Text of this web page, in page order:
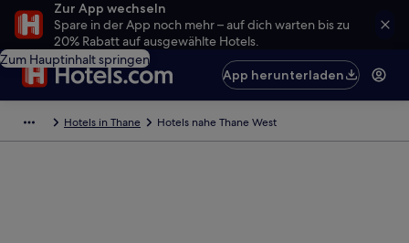
Zur App wechseln
Spare in der App noch mehr – auf dich warten bis zu
20% Rabatt auf ausgewählte Hotels.
Zum Hauptinhalt springen
App herunterladen
Hotels in Thane Hotels nahe Thane West